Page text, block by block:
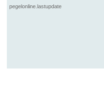
pegelonline.lastupdate